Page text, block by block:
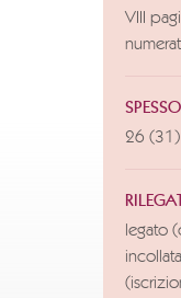
VIII
26 (31)
legato